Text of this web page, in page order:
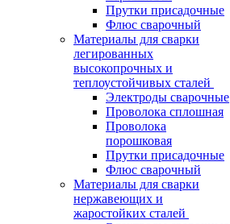
Прутки присадочные
Флюс сварочный
Материалы для сварки
легированных
высокопрочных и
теплоустойчивых сталей
Электроды сварочные
Проволока сплошная
Проволока
порошковая
Прутки присадочные
Флюс сварочный
Материалы для сварки
нержавеющих и
жаростойких сталей